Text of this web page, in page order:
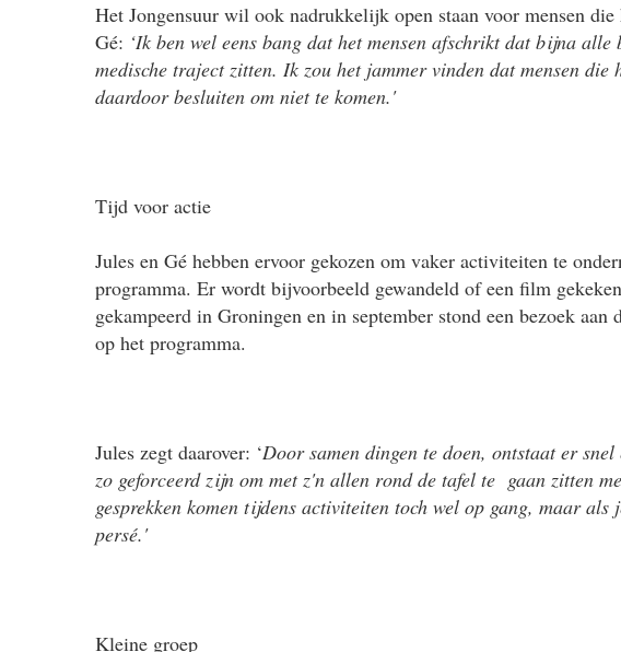
Het Jongensuur wil ook nadrukkelijk open staan voor mensen
Gé: ‘Ik ben wel eens bang dat het mensen afschrikt dat bijna
medische traject zitten. Ik zou het jammer vinden dat mensen
daardoor besluiten om niet te komen.'
Tijd voor actie
Jules en Gé hebben ervoor gekozen om vaker activiteiten te
programma. Er wordt bijvoorbeeld gewandeld of een film
gekampeerd in Groningen en in september stond een bezoek aan
op het programma.
Jules zegt daarover: ‘Door samen dingen te doen, ontstaat er
zo geforceerd zijn om met z'n allen rond de tafel te gaan zitten
gesprekken komen tijdens activiteiten toch wel op gang, maar
persé.'
Kleine groep